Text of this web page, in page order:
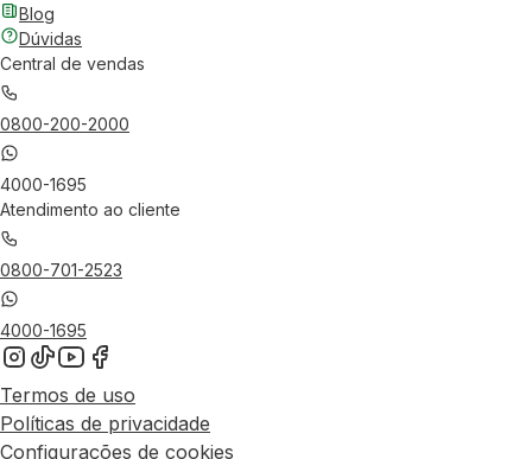
Blog
Dúvidas
Central de vendas
0800-200-2000
4000-1695
Atendimento ao cliente
0800-701-2523
4000-1695
Termos de uso
Políticas de privacidade
Configurações de cookies